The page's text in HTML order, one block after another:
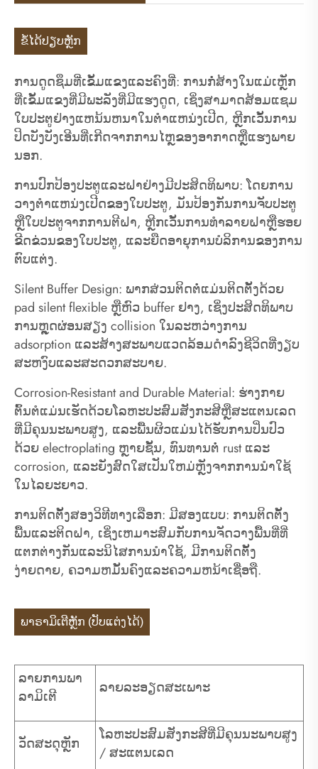
ຂໍ້ໄດ້ປຽບຫຼັກ
ການດູດຊຶມທີ່ເຂັ້ມແຂງແລະຄົງທີ່: ການກໍ່ສ້າງໃນແມ່ເຫຼັກ
ທີ່ເຂັ້ມແຂງທີ່ມີພະລັງທີ່ມີແຮງດູດ, ເຊິ່ງສາມາດສ້ອມແຊມ
ໃບປະຕູຢ່າງແຫນ້ນຫນາໃນຕໍາແຫນ່ງເປີດ, ຫຼີກເວັ້ນການ
ປິດບັງບັງເອີນທີ່ເກີດຈາກການໄຫຼຂອງອາກາດຫຼືແຮງພາຍ
ນອກ.
ການປົກປ້ອງປະຕູແລະຝາຢ່າງມີປະສິດທິພາບ: ໂດຍການ
ວາງຕໍາແຫນ່ງເປີດຂອງໃບປະຕູ, ມັນປ້ອງກັນການຈັບປະຕູ
ຫຼືໃບປະຕູຈາກການຕີຝາ, ຫຼີກເວັ້ນການທໍາລາຍຝາຫຼືຮອຍ
ຂີດຂ່ວນຂອງໃບປະຕູ, ແລະຍືດອາຍຸການບໍລິການຂອງການ
ຕົບແຕ່ງ.
Silent Buffer Design: ພາກສ່ວນຕິດຕໍ່ແມ່ນຕິດຕັ້ງດ້ວຍ
pad silent flexible ຫຼືຫົວ buffer ຢາງ, ເຊິ່ງປະສິດທິພາບ
ການຫຼຸດຜ່ອນສຽງ collision ໃນລະຫວ່າງການ
adsorption ແລະສ້າງສະພາບແວດລ້ອມດໍາລົງຊີວິດທີ່ງຽບ
ສະຫງົບແລະສະດວກສະບາຍ.
Corrosion-Resistant and Durable Material: ຮ່າງກາຍ
ຕົ້ນຕໍແມ່ນເຮັດດ້ວຍໂລຫະປະສົມສັງກະສີຫຼືສະແຕນເລດ
ທີ່ມີຄຸນນະພາບສູງ, ແລະພື້ນຜິວແມ່ນໄດ້ຮັບການປິ່ນປົວ
ດ້ວຍ electroplating ຫຼາຍຊັ້ນ, ທົນທານຕໍ່ rust ແລະ
corrosion, ແລະຍັງສົດໃສເປັນໃຫມ່ຫຼັງຈາກການນໍາໃຊ້
ໃນໄລຍະຍາວ.
ການຕິດຕັ້ງສອງວິທີທາງເລືອກ: ມີສອງແບບ: ການຕິດຕັ້ງ
ພື້ນແລະຕິດຝາ, ເຊິ່ງເຫມາະສົມກັບການຈັດວາງພື້ນທີ່ທີ່
ແຕກຕ່າງກັນແລະນິໄສການນໍາໃຊ້, ມີການຕິດຕັ້ງ
ງ່າຍດາຍ, ຄວາມຫມັ້ນຄົງແລະຄວາມຫນ້າເຊື່ອຖື.
ພາຣາມິເຕີຫຼັກ (ປັບແຕ່ງໄດ້)
ລາຍການພາ
ລາມິເຕີ
ລາຍລະອຽດສະເພາະ
ວັດສະດຸຫຼັກ
ໂລຫະປະສົມສັງກະສີທີ່ມີຄຸນນະພາບສູງ
/ ສະແຕນເລດ